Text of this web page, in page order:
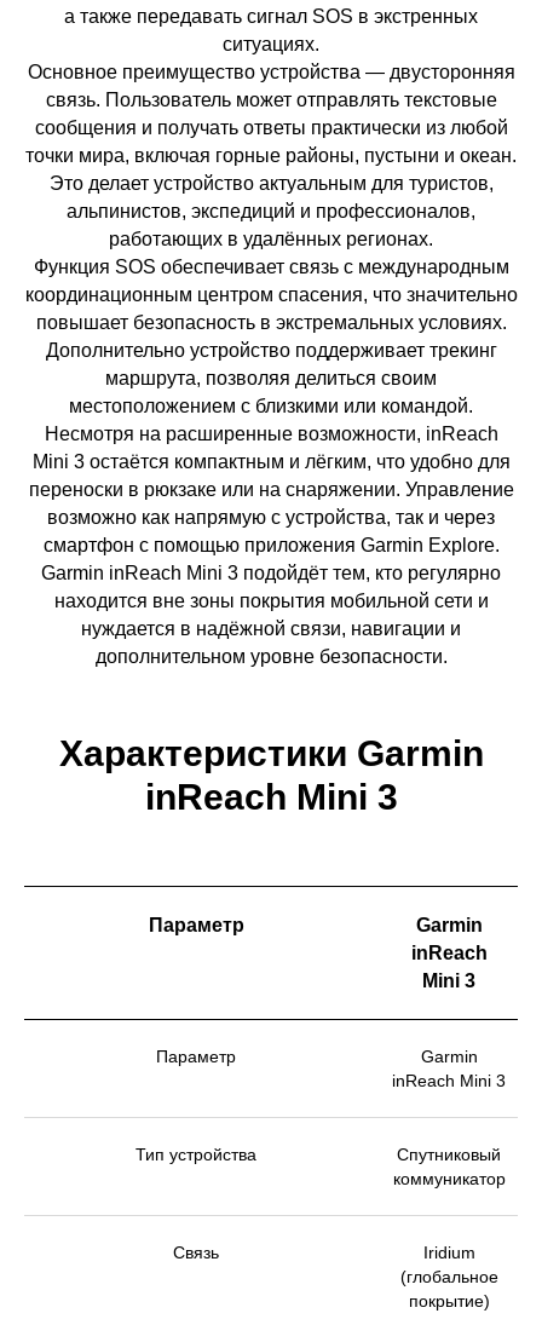
а также передавать сигнал SOS в экстренных
ситуациях.
Основное преимущество устройства — двусторонняя
связь. Пользователь может отправлять текстовые
сообщения и получать ответы практически из любой
точки мира, включая горные районы, пустыни и океан.
Это делает устройство актуальным для туристов,
альпинистов, экспедиций и профессионалов,
работающих в удалённых регионах.
Функция SOS обеспечивает связь с международным
координационным центром спасения, что значительно
повышает безопасность в экстремальных условиях.
Дополнительно устройство поддерживает трекинг
маршрута, позволяя делиться своим
местоположением с близкими или командой.
Несмотря на расширенные возможности, inReach
Mini 3 остаётся компактным и лёгким, что удобно для
переноски в рюкзаке или на снаряжении. Управление
возможно как напрямую с устройства, так и через
смартфон с помощью приложения Garmin Explore.
Garmin inReach Mini 3 подойдёт тем, кто регулярно
находится вне зоны покрытия мобильной сети и
нуждается в надёжной связи, навигации и
дополнительном уровне безопасности.
Характеристики Garmin
inReach Mini 3
Параметр
Garmin
inReach
Mini 3
Параметр
Garmin
inReach Mini 3
Тип устройства
Спутниковый
коммуникатор
Связь
Iridium
(глобальное
покрытие)